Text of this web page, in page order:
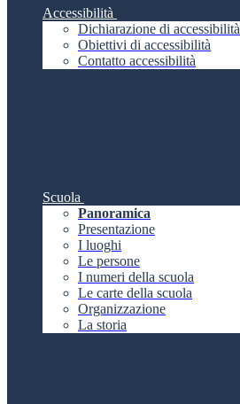
Accessibilità
Dichiarazione di accessibilità
Obiettivi di accessibilità
Contatto accessibilità
Scuola
Panoramica
Presentazione
I luoghi
Le persone
I numeri della scuola
Le carte della scuola
Organizzazione
La storia